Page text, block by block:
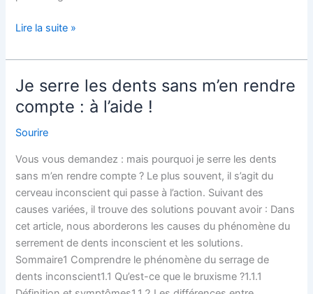
Lire la suite »
Je serre les dents sans m’en rendre
compte : à l’aide !
Sourire
Vous vous demandez : mais pourquoi je serre les dents
sans m’en rendre compte ? Le plus souvent, il s’agit du
cerveau inconscient qui passe à l’action. Suivant des
causes variées, il trouve des solutions pouvant avoir : Dans
cet article, nous aborderons les causes du phénomène du
serrement de dents inconscient et les solutions.
Sommaire1 Comprendre le phénomène du serrage de
dents inconscient1.1 Qu’est-ce que le bruxisme ?1.1.1
Je
les
dents
m’en
rendre
compte
:
à
l’aide
!